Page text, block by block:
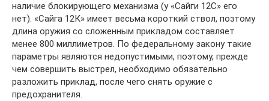
наличие блокирующего механизма (у «Сайги 12С» его
нет). «Сайга 12К» имеет весьма короткий ствол, поэтому
длина оружия со сложенным прикладом составляет
менее 800 миллиметров. По федеральному закону такие
параметры являются недопустимыми, поэтому, прежде
чем совершить выстрел, необходимо обязательно
разложить приклад, после чего снять оружие с
предохранителя.